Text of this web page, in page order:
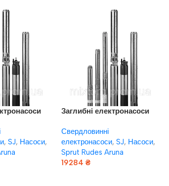
, SJ, Насоси,
Заглибні електронасоси
(220V)
Свердловинні
електронасоси, SJ, Насоси,
Sprut Rudes Aruna
19284 ₴